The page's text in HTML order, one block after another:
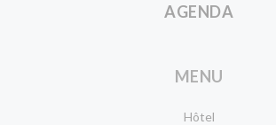
Hotels
AGENDA
MENU
Hôtel